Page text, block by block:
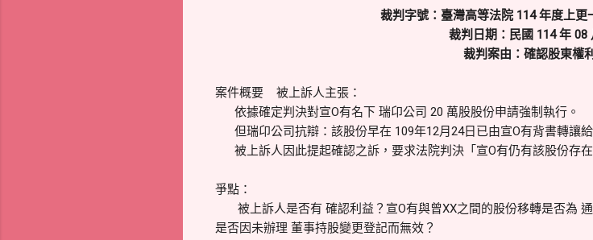
裁判字號：臺灣高等法院 114 年度上更
裁判日期：民國 114 年 08
裁判案由：確認股東權
案件概要 被上訴人主張：
依據確定判決對宣O有名下 瑞卬公司 20 萬股股份申請強制執行。
但瑞卬公司抗辯：該股份早在 109年12月24日已由宣O有背書轉讓給
被上訴人因此提起確認之訴，要求法院判決「宣O有仍有該股份存在
爭點：
被上訴人是否有 確認利益？宣O有與曾XX之間的股份移轉是否為
是否因未辦理 董事持股變更登記而無效？